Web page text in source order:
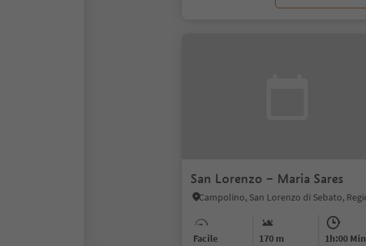
San Lorenzo – Maria Sares
Facile 170 m 1h:00 Min